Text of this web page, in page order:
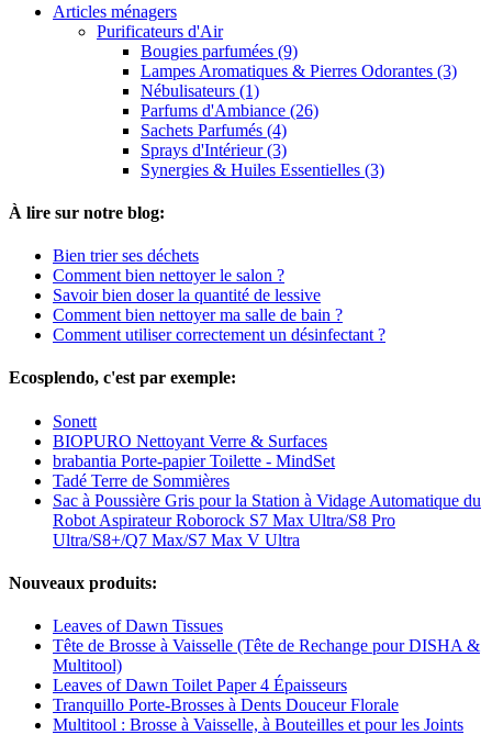
Articles ménagers
Purificateurs d'Air
Bougies parfumées (9)
Lampes Aromatiques & Pierres Odorantes (3)
Nébulisateurs (1)
Parfums d'Ambiance (26)
Sachets Parfumés (4)
Sprays d'Intérieur (3)
Synergies & Huiles Essentielles (3)
À lire sur notre blog:
Bien trier ses déchets
Comment bien nettoyer le salon ?
Savoir bien doser la quantité de lessive
Comment bien nettoyer ma salle de bain ?
Comment utiliser correctement un désinfectant ?
Ecosplendo, c'est par exemple:
Sonett
BIOPURO Nettoyant Verre & Surfaces
brabantia Porte-papier Toilette - MindSet
Tadé Terre de Sommières
Sac à Poussière Gris pour la Station à Vidage Automatique du
Robot Aspirateur Roborock S7 Max Ultra/S8 Pro
Ultra/S8+/Q7 Max/S7 Max V Ultra
Nouveaux produits:
Leaves of Dawn Tissues
Tête de Brosse à Vaisselle (Tête de Rechange pour DISHA &
Multitool)
Leaves of Dawn Toilet Paper 4 Épaisseurs
Tranquillo Porte-Brosses à Dents Douceur Florale
Multitool : Brosse à Vaisselle, à Bouteilles et pour les Joints